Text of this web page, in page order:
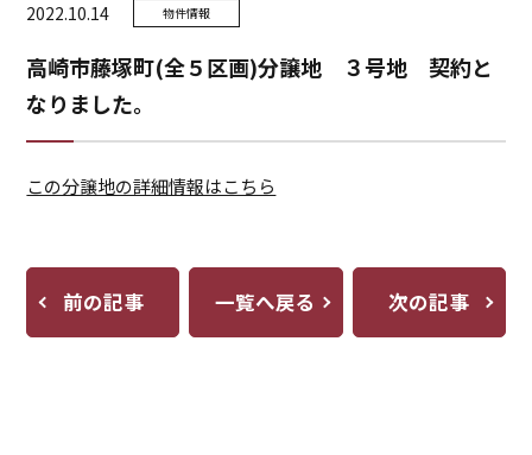
2022.10.14 物件情報
高崎市藤塚町(全５区画)分譲地 ３号地 契約と
なりました。
この分譲地の詳細情報はこちら
前の記事 一覧へ戻る 次の記事